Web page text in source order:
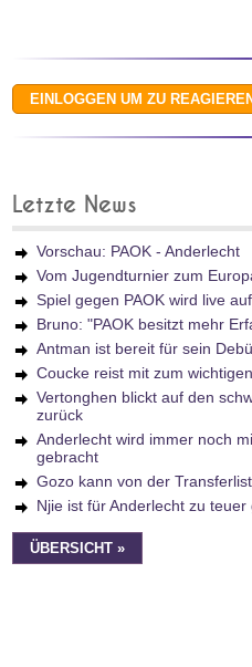
Letzte News
Vorschau: PAOK - Anderlecht
Vom Jugendturnier zum
Spiel gegen PAOK wird live
Bruno: "PAOK besitzt mehr
Antman ist bereit für sein
Coucke reist mit zum
Vertonghen blickt auf den
zurück
Anderlecht wird immer noch
gebracht
Gozo kann von der
Njie ist für Anderlecht zu teuer
ÜBERSICHT »